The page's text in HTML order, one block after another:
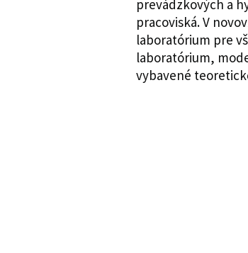
prevádzkových a
pracoviská. V
laboratórium pre
laboratórium,
vybavené